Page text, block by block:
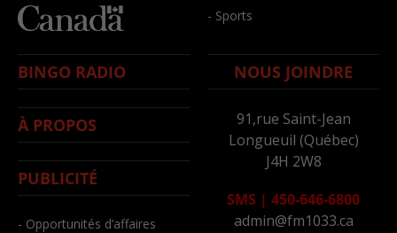
- Sports
BINGO RADIO
À PROPOS
PUBLICITÉ
- Opportunités d’affaires
NOUS JOINDRE
91,rue Saint-Jean
Longueuil (Québec)
J4H 2W8
SMS | 450-646-6800
admin@fm1033.ca